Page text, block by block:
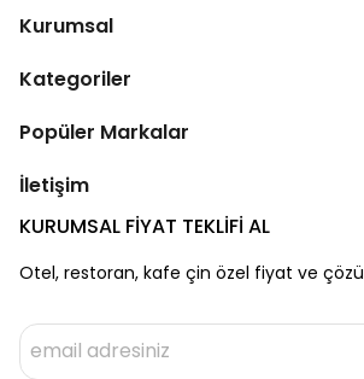
Kurumsal
Kategoriler
Popüler Markalar
İletişim
KURUMSAL FİYAT TEKLİFİ AL
Otel, restoran, kafe çin özel fiyat ve